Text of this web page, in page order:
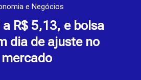
e Negócios
a R$ 5,13, e bolsa
dia de ajuste no
mercado